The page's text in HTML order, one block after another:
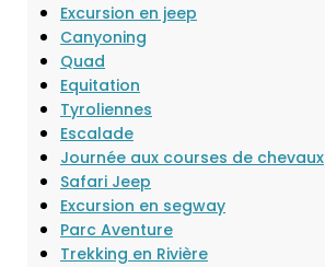
Excursion en jeep
Canyoning
Quad
Equitation
Tyroliennes
Escalade
Journée aux courses de chevaux
Safari Jeep
Excursion en segway
Parc Aventure
Trekking en Rivière